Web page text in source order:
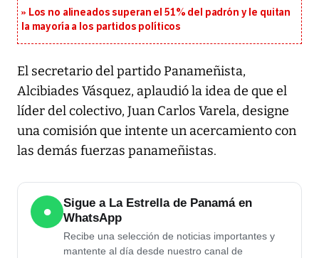
Los no alineados superan el 51% del padrón y le quitan
la mayoría a los partidos políticos
El secretario del partido Panameñista,
Alcibiades Vásquez, aplaudió la idea de que el
líder del colectivo, Juan Carlos Varela, designe
una comisión que intente un acercamiento con
las demás fuerzas panameñistas.
●
Sigue a La Estrella de Panamá en
WhatsApp
Recibe una selección de noticias importantes y
mantente al día desde nuestro canal de